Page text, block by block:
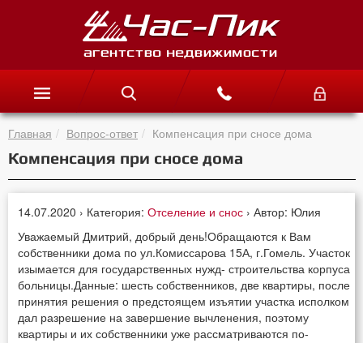
Главная Вопрос-ответ Компенсация при сносе дома
Компенсация при сносе дома
14.07.2020 › Категория:Отселение и снос › Автор: Юлия
Уважаемый Дмитрий, добрый день!Обращаются к Вам
собственники дома по ул.Комиссарова 15А, г.Гомель. Участок
изымается для государственных нужд- строительства корпуса
больницы.Данные: шесть собственников, две квартиры, после
принятия решения о предстоящем изъятии участка исполком
дал разрешение на завершение вычленения, поэтому
квартиры и их собственники уже рассматриваются по-